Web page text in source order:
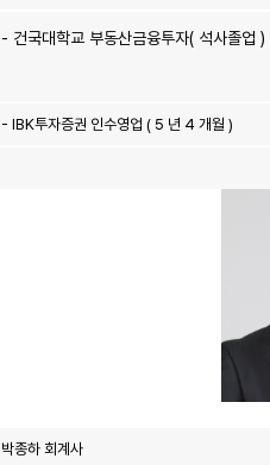
- 건국대학교 부동산금융투자( 석사졸업 )
- IBK투자증권 인수영업 ( 5 년 4 개월 )
박종하 회계사